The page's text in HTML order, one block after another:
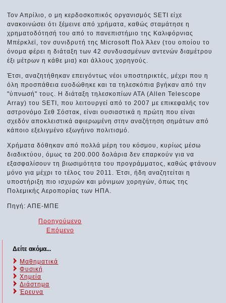
Τον Απρίλιο, ο μη κερδοσκοπικός οργανισμός SETI είχε
ανακοινώσει ότι ξέμεινε από χρήματα, καθώς σταμάτησε η
χρηματοδότησή του από το πανεπιστήμιο της Καλιφόρνιας
Μπέρκλεϊ, τον συνιδρυτή της Microsoft Πολ Άλεν (του οποίου το
όνομα φέρει η διάταξη των 42 συνδυασμένων αντενών διαμέτρου
έξι μέτρων η κάθε μια) και άλλους χορηγούς.
Έτσι, αναζητήθηκαν επειγόντως νέοι υποστηρικτές, μέχρι που η
όλη προσπάθεια ευοδώθηκε και τα τηλεσκόπια βγήκαν από την
"ύπνωσή" τους. Η διάταξη τηλεσκοπίων ΑΤΑ (Allen Telescope
Array) του SETI, που λειτουργεί από το 2007 με επικεφαλής τον
αστρονόμο Σεθ Σόστακ, είναι ουσιαστικά η πρώτη που είναι
σχεδόν αποκλειστικά αφιερωμένη στην αναζήτηση σημάτων από
κάποιο εξελιγμένο εξωγήινο πολιτισμό.
Χρήματα δόθηκαν από πολλά μέρη του κόσμου, κυρίως μέσω
διαδικτύου, όμως τα 200.000 δολάρια δεν επαρκούν για να
εξασφαλίσουν τη βιωσιμότητα του προγράμματος, καθώς φτάνουν
μόνο για μέχρι το τέλος του 2011. Έτσι, ήδη αναζητείται η
υποστήριξη πιο ισχυρών και μόνιμων χορηγών, όπως της
Πολεμικής Αεροπορίας των ΗΠΑ.
Πηγή: ΑΠΕ-ΜΠΕ
Προηγούμενο
Επόμενο
Δείτε ακόμα...
Μαθηματικά
Φυσική
Χημεία
Διάστημα
Έρευνα